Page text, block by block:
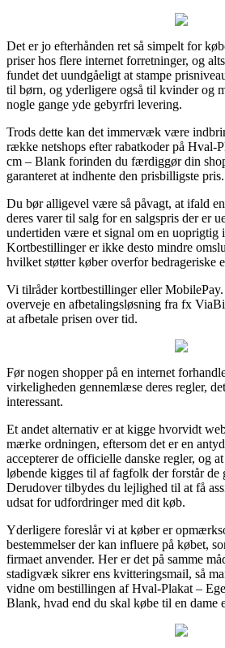
Det er jo efterhånden ret så simpelt for
priser hos flere internet forretninger, og
fundet det uundgåeligt at stampe
til børn, og yderligere også til kvinder og
nogle gange yde gebyrfri levering.
Trods dette kan det immervæk være
række netshops efter rabatkoder på Hval-
cm – Blank forinden du færdiggør din
garanteret at indhente den prisbilligste pris.
Du bør alligevel være så påvagt, at ifald
deres varer til salg for en salgspris der er
undertiden være et signal om en uoprigtig
Kortbestillinger er ikke desto mindre
hvilket støtter køber overfor bedrageriske
Vi tilråder kortbestillinger eller
overveje en afbetalingsløsning fra fx
at afbetale prisen over tid.
Før nogen shopper på en internet
virkeligheden gennemlæse deres regler,
interessant.
Et andet alternativ er at kigge hvorvidt
mærke ordningen, eftersom det er en
accepterer de officielle danske regler, og
løbende kigges til af fagfolk der forstår de
Derudover tilbydes du lejlighed til at få
udsat for udfordringer med dit køb.
Yderligere foreslår vi at køber er
bestemmelser der kan influere på købet,
firmaet anvender. Her er det på samme
stadigvæk sikrer ens kvitteringsmail, så
vidne om bestillingen af Hval-Plakat –
Blank, hvad end du skal købe til en dame